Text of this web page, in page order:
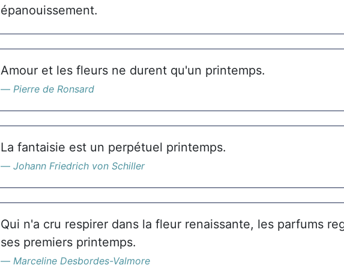
épanouissement.
Amour et les fleurs ne durent qu'un printemps.
Pierre de Ronsard
La fantaisie est un perpétuel printemps.
Johann Friedrich von Schiller
Qui n'a cru respirer dans la fleur renaissante, les parfums
ses premiers printemps.
Marceline Desbordes-Valmore